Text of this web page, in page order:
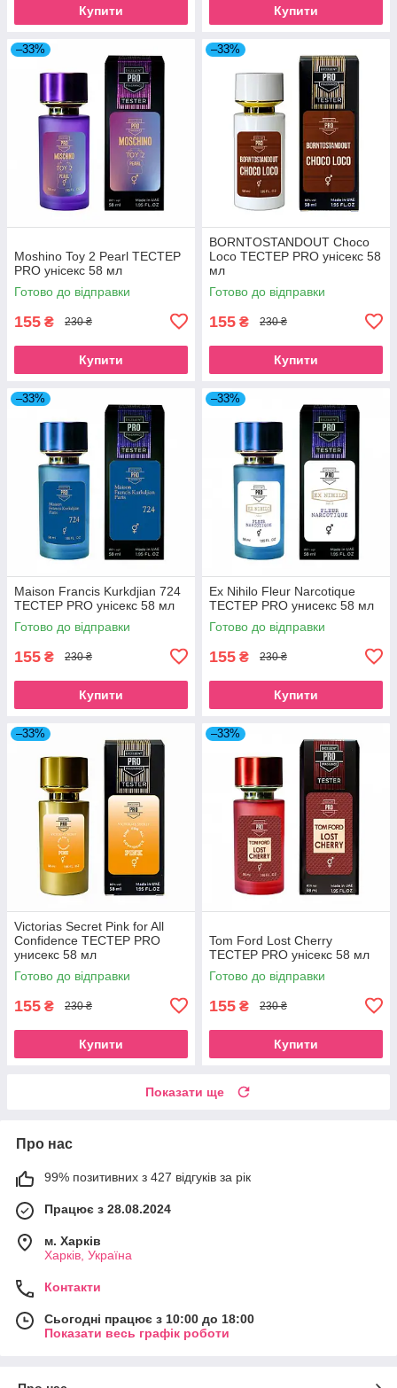
Купити Купити
–33%
Moshino Toy 2 Pearl ТЕСТЕР
PRO унісекс 58 мл
Готово до відправки
155 ₴ 230 ₴
Купити
–33%
BORNTOSTANDOUT Choco
Loco ТЕСТЕР PRO унісекс 58
мл
Готово до відправки
155 ₴ 230 ₴
Купити
–33%
Maison Francis Kurkdjian 724
ТЕСТЕР PRO унісекс 58 мл
Готово до відправки
155 ₴ 230 ₴
Купити
–33%
Ex Nihilo Fleur Narcotique
ТЕСТЕР PRO унисекс 58 мл
Готово до відправки
155 ₴ 230 ₴
Купити
–33%
Victorias Secret Pink for All
Confidence ТЕСТЕР PRO
унисекс 58 мл
Готово до відправки
155 ₴ 230 ₴
Купити
–33%
Tom Ford Lost Cherry
ТЕСТЕР PRO унісекс 58 мл
Готово до відправки
155 ₴ 230 ₴
Купити
Показати ще
Про нас
99% позитивних з 427 відгуків за рік
Працює з 28.08.2024
м. Харків
Харків, Україна
Контакти
Сьогодні працює з 10:00 до 18:00
Показати весь графік роботи